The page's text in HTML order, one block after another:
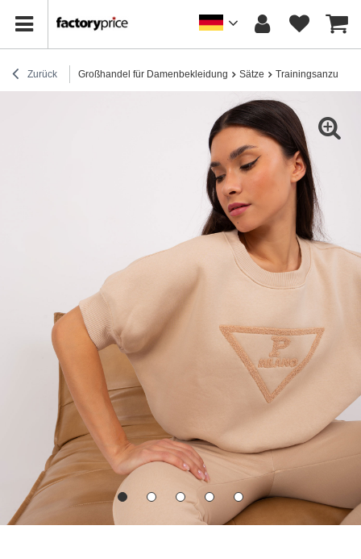
Zurück Großhandel für Damenbekleidung Sätze Trainingsanzug-